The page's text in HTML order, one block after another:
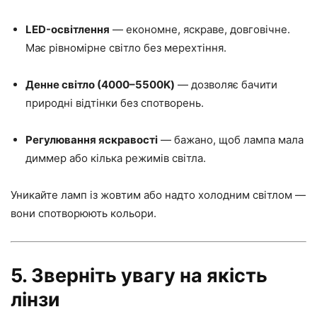
LED-освітлення — економне, яскраве, довговічне.
Має рівномірне світло без мерехтіння.
Денне світло (4000–5500K) — дозволяє бачити
природні відтінки без спотворень.
Регулювання яскравості — бажано, щоб лампа мала
диммер або кілька режимів світла.
Уникайте ламп із жовтим або надто холодним світлом —
вони спотворюють кольори.
5. Зверніть увагу на якість
лінзи